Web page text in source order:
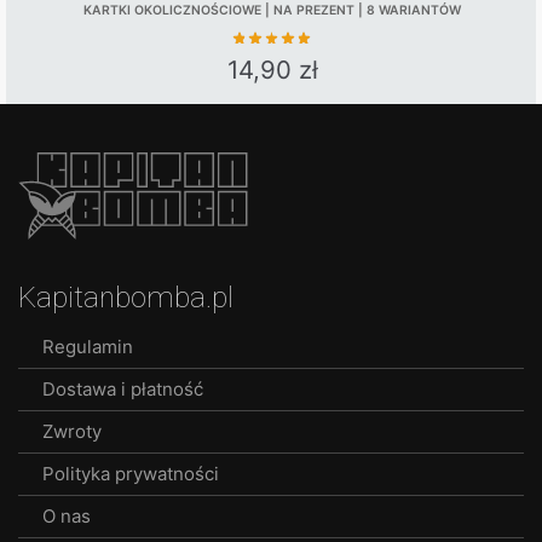
KARTKI OKOLICZNOŚCIOWE | NA PREZENT | 8 WARIANTÓW
14,90 zł
This
chosen
product
Kapitanbomba.pl
Regulamin
Dostawa i płatność
Zwroty
Polityka prywatności
O nas